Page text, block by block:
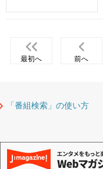
最初へ 前へ
「番組検索」の使い方